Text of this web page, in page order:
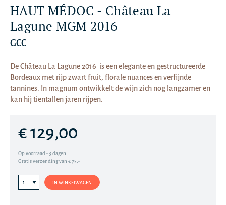
HAUT MÉDOC - Château La
Lagune MGM 2016
GCC
De Château La Lagune 2016 is een elegante en gestructureerde
Bordeaux met rijp zwart fruit, florale nuances en verfijnde
tannines. In magnum ontwikkelt de wijn zich nog langzamer en
kan hij tientallen jaren rijpen.
€ 129,00
Op voorraad - 3 dagen
Gratis verzending van € 75,-
IN WINKELWAGEN